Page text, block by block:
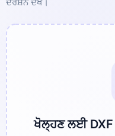
ਦਰਸ਼ਨ ਦੇਖੋ।
ਖੋਲ੍ਹਣ ਲਈ